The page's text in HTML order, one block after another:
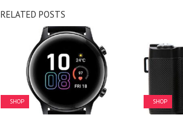
RELATED POSTS
SHOP SHOP